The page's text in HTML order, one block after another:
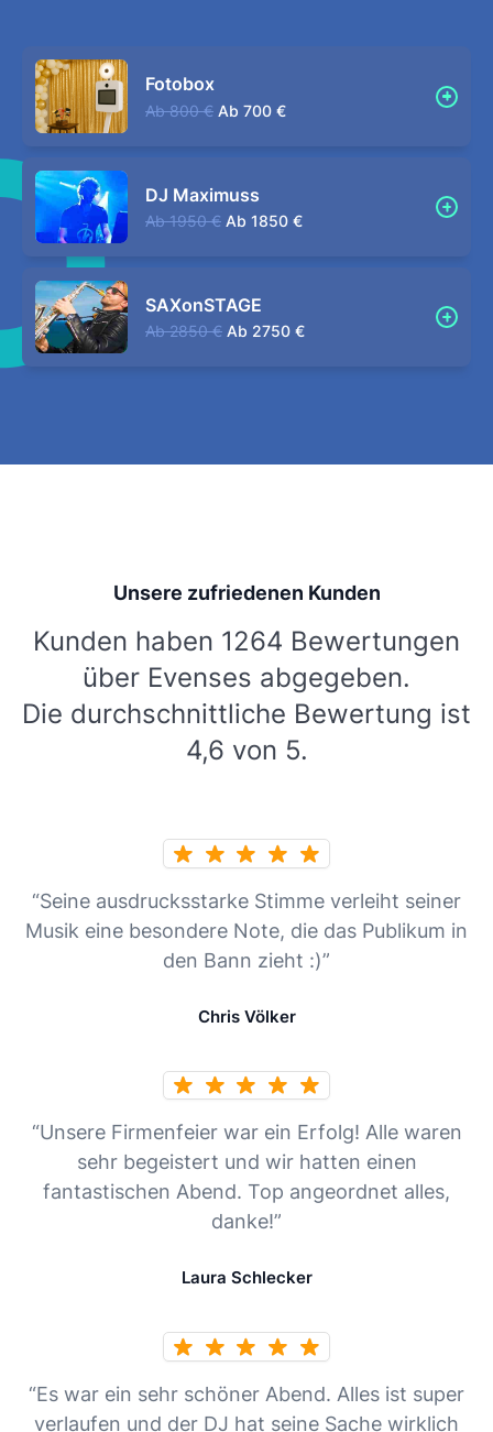
Fotobox
Ab 800 € Ab 700 €
DJ Maximuss
Ab 1950 € Ab 1850 €
SAXonSTAGE
Ab 2850 € Ab 2750 €
Unsere zufriedenen Kunden
Kunden haben 1264 Bewertungen
über Evenses abgegeben.
Die durchschnittliche Bewertung ist
4,6 von 5.
“Seine ausdrucksstarke Stimme verleiht seiner
Musik eine besondere Note, die das Publikum in
den Bann zieht :)”
Chris Völker
“Unsere Firmenfeier war ein Erfolg! Alle waren
sehr begeistert und wir hatten einen
fantastischen Abend. Top angeordnet alles,
danke!”
Laura Schlecker
“Es war ein sehr schöner Abend. Alles ist super
verlaufen und der DJ hat seine Sache wirklich